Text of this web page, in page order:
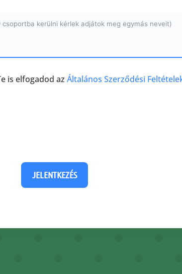
is elfogadod az Általános Szerződési
JELENTKEZÉS